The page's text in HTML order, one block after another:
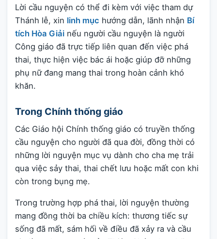
Lời cầu nguyện có thể đi kèm với việc tham dự
Thánh lễ, xin linh mục hướng dẫn, lãnh nhận Bí
tích Hòa Giải nếu người cầu nguyện là người
Công giáo đã trực tiếp liên quan đến việc phá
thai, thực hiện việc bác ái hoặc giúp đỡ những
phụ nữ đang mang thai trong hoàn cảnh khó
khăn.
Trong Chính thống giáo
Các Giáo hội Chính thống giáo có truyền thống
cầu nguyện cho người đã qua đời, đồng thời có
những lời nguyện mục vụ dành cho cha mẹ trải
qua việc sảy thai, thai chết lưu hoặc mất con khi
còn trong bụng mẹ.
Trong trường hợp phá thai, lời nguyện thường
mang đồng thời ba chiều kích: thương tiếc sự
sống đã mất, sám hối về điều đã xảy ra và cầu